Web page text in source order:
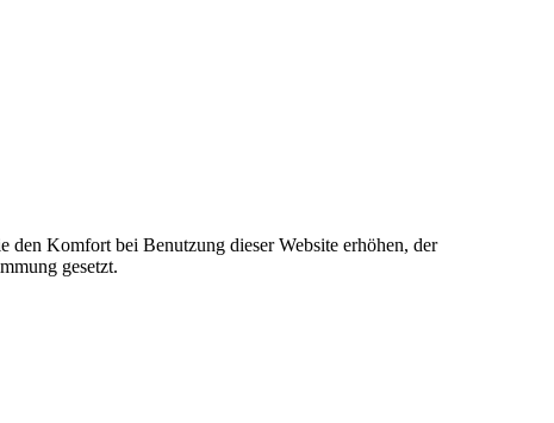
den Komfort bei Benutzung dieser Website erhöhen, der
gesetzt.